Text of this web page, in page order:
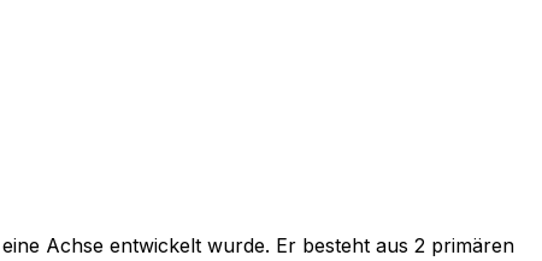
Achse entwickelt wurde. Er besteht aus 2 primären